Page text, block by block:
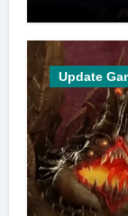
Update